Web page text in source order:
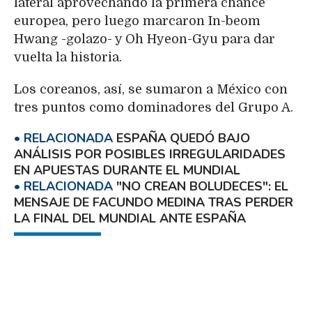
lateral aprovechando la primera chance
europea, pero luego marcaron In-beom
Hwang -golazo- y Oh Hyeon-Gyu para dar
vuelta la historia.
Los coreanos, así, se sumaron a México con
tres puntos como dominadores del Grupo A.
ESPAÑA QUEDÓ BAJO
ANÁLISIS POR POSIBLES IRREGULARIDADES
EN APUESTAS DURANTE EL MUNDIAL
"NO CREAN BOLUDECES": EL
MENSAJE DE FACUNDO MEDINA TRAS PERDER
LA FINAL DEL MUNDIAL ANTE ESPAÑA